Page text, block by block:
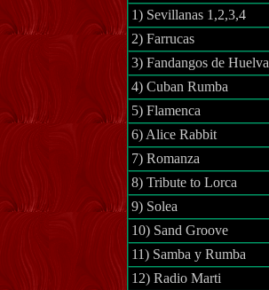
1) Sevillanas 1,2,3,4
2)Farrucas
3) Fandangos de Huelva
4) Cuban Rumba
5)Flamenca
6) Alice Rabbit
7)Romanza
8) Tribute to Lorca
9) Solea
10) Sand Groove
11) Samba y Rumba
12) Radio Marti